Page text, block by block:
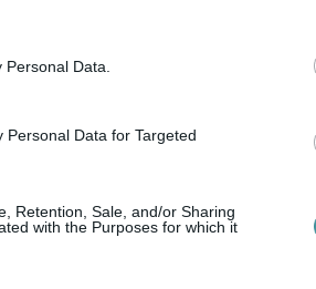
Data.
Data for Targeted
Retention, Sale, and/or Sharing
with the Purposes for which it
nehezünkre
is elég lesz.
3 méteres
nélkül is képes volt
lehessen már zavarni